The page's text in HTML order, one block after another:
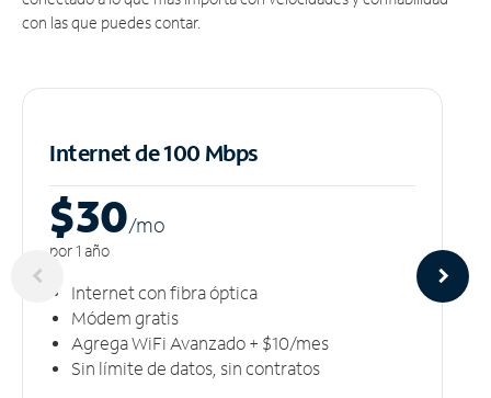
con las que puedes contar.
Internet de 100 Mbps
$30/mo
por 1 año
Internet con fibra óptica
Módem gratis
Agrega WiFi Avanzado + $10/mes
Sin límite de datos, sin contratos